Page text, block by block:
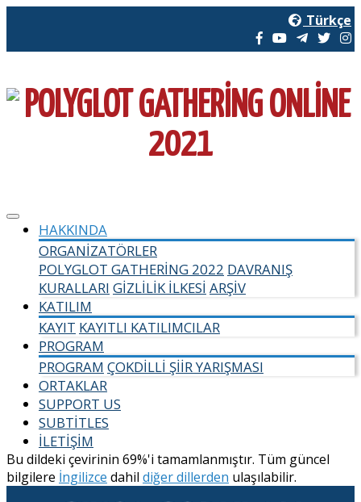
Türkçe
HAKKINDA
ORGANIZATÖRLER
POLYGLOT GATHERING 2022 DAVRANIŞ
KURALLARI GIZLILIK İLKESI ARŞIV
KATILIM
KAYIT KAYITLI KATILIMCILAR
PROGRAM
PROGRAM ÇOKDILLI ŞIIR YARIŞMASI
ORTAKLAR
SUPPORT US
SUBTITLES
İLETIŞIM
Bu dildeki çevirinin 69%'i tamamlanmıştır. Tüm güncel
bilgilere İngilizce dahil diğer dillerden ulaşılabilir.